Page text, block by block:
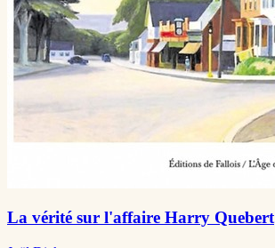
La vérité sur l'affaire Harry Quebert